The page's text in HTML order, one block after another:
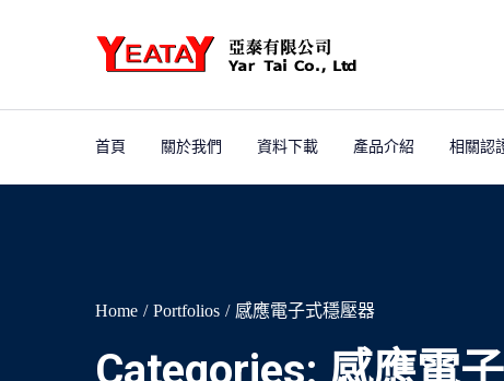
首頁 關於我們 資料下載 產品介紹 相關認
Home Portfolios 感應電子式穩壓器
Categories: 感應電